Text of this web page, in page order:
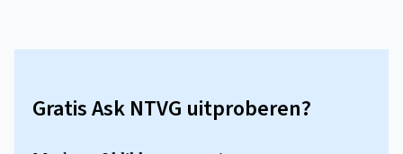
Gratis Ask NTVG uitproberen?